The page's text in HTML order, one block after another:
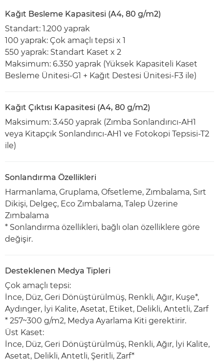
Kağıt Besleme Kapasitesi (A4, 80 g/m2)
Standart: 1.200 yaprak
100 yaprak: Çok amaçlı tepsi x 1
550 yaprak: Standart Kaset x 2
Maksimum: 6.350 yaprak (Yüksek Kapasiteli Kaset
Besleme Ünitesi-G1 + Kağıt Destesi Ünitesi-F3 ile)
Kağıt Çıktısı Kapasitesi (A4, 80 g/m2)
Maksimum: 3.450 yaprak (Zımba Sonlandırıcı-AH1
veya Kitapçık Sonlandırıcı-AH1 ve Fotokopi Tepsisi-T2
ile)
Sonlandırma Özellikleri
Harmanlama, Gruplama, Ofsetleme, Zımbalama, Sırt
Dikişi, Delgeç, Eco Zımbalama, Talep Üzerine
Zımbalama
* Sonlandırma özellikleri, bağlı olan özelliklere göre
değişir.
Desteklenen Medya Tipleri
Çok amaçlı tepsi:
İnce, Düz, Geri Dönüştürülmüş, Renkli, Ağır, Kuşe*,
Aydınger, İyi Kalite, Asetat, Etiket, Delikli, Antetli, Zarf
* 257~300 g/m2, Medya Ayarlama Kiti gerektirir.
Üst Kaset:
İnce, Düz, Geri Dönüştürülmüş, Renkli, Ağır, İyi Kalite,
Asetat, Delikli, Antetli, Şeritli, Zarf*